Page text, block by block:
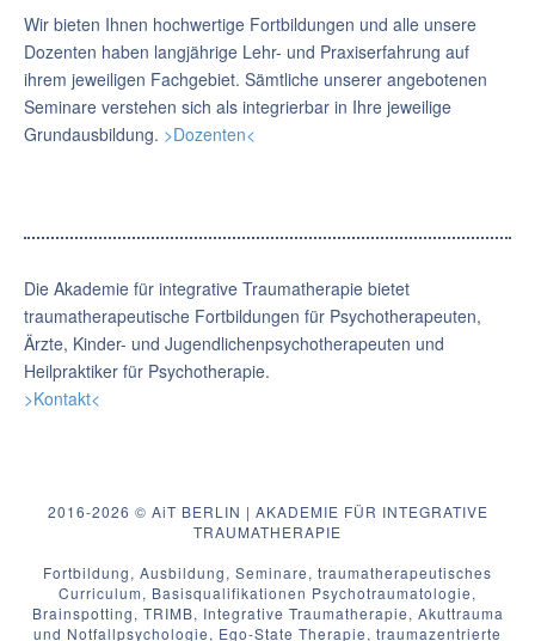
Wir bieten Ihnen hochwertige Fortbildungen und alle unsere
Dozenten haben langjährige Lehr- und Praxiserfahrung auf
ihrem jeweiligen Fachgebiet. Sämtliche unserer angebotenen
Seminare verstehen sich als integrierbar in Ihre jeweilige
Grundausbildung. >Dozenten<
Die Akademie für integrative Traumatherapie bietet
traumatherapeutische Fortbildungen für Psychotherapeuten,
Ärzte, Kinder- und Jugendlichenpsychotherapeuten und
Heilpraktiker für Psychotherapie.
>Kontakt<
2016-2026 © AiT BERLIN | AKADEMIE FÜR INTEGRATIVE
TRAUMATHERAPIE
Fortbildung, Ausbildung, Seminare, traumatherapeutisches
Curriculum, Basisqualifikationen Psychotraumatologie,
Brainspotting, TRIMB, Integrative Traumatherapie, Akuttrauma
und Notfallpsychologie, Ego-State Therapie, traumazentrierte